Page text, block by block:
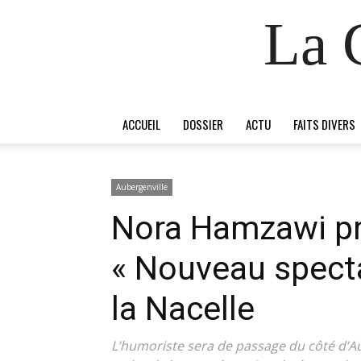
La
ACCUEIL DOSSIER ACTU FAITS DIVERS
Aubergenville
Nora Hamzawi
« Nouveau
la Nacelle
L’humoriste sera de passage du côté